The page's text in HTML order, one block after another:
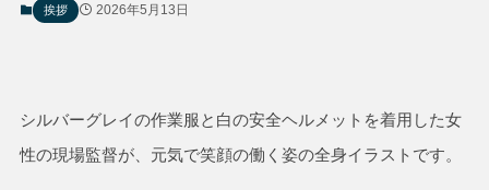
挨拶 2026年5月13日
シルバーグレイの作業服と白の安全ヘルメットを着用した女
性の現場監督が、元気で笑顔の働く姿の全身イラストです。